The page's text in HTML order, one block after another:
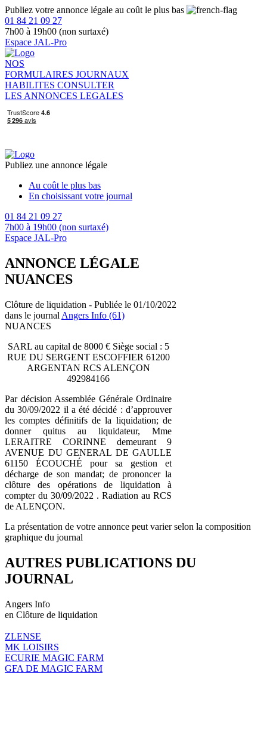
Publiez votre annonce légale au coût le plus bas
01 84 21 09 27
7h00 à 19h00 (non surtaxé)
Espace JAL-Pro
NOS
FORMULAIRES JOURNAUX
HABILITES CONSULTER
LES ANNONCES LEGALES
Publiez une annonce légale
Au coût le plus bas
En choisissant votre journal
01 84 21 09 27
7h00 à 19h00 (non surtaxé)
Espace JAL-Pro
ANNONCE LÉGALE
NUANCES
Clôture de liquidation - Publiée le 01/10/2022
dans le journal Angers Info (61)
NUANCES
SARL au capital de 8000 € Siège social : 5
RUE DU SERGENT ESCOFFIER 61200
ARGENTAN RCS ALENÇON
492984166
Par décision Assemblée Générale Ordinaire
du 30/09/2022 il a été décidé : d’approuver
les comptes définitifs de la liquidation; de
donner quitus au liquidateur, Mme
LERAITRE CORINNE demeurant 9
AVENUE DU GENERAL DE GAULLE
61150 ÉCOUCHÉ pour sa gestion et
décharge de son mandat; de prononcer la
clôture des opérations de liquidation à
compter du 30/09/2022 . Radiation au RCS
de ALENÇON.
La présentation de votre annonce peut varier selon la composition
graphique du journal
AUTRES PUBLICATIONS DU
JOURNAL
Angers Info
en Clôture de liquidation
ZLENSE
MK LOISIRS
ECURIE MAGIC FARM
GFA DE MAGIC FARM